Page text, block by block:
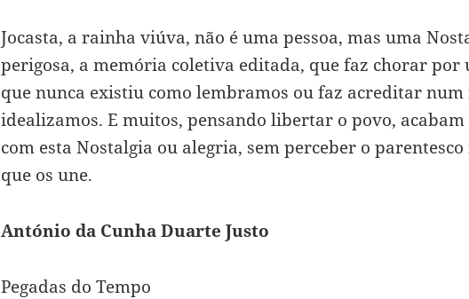
Jocasta, a rainha viúva, não é uma pessoa, mas uma
perigosa, a memória coletiva editada, que faz chorar por
que nunca existiu como lembramos ou faz acreditar
idealizamos. E muitos, pensando libertar o povo,
com esta Nostalgia ou alegria, sem perceber o
que os une.
António da Cunha Duarte Justo
Pegadas do Tempo